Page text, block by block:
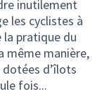
inutilement
les cyclistes à
pratique du
même manière,
d’îlots
fois...